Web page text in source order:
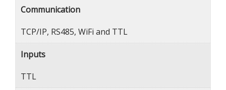
Communication
TCP/IP, RS485, WiFi and TTL
Inputs
TTL